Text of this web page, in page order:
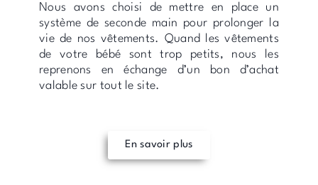
Nous avons choisi de mettre en place un
système de seconde main pour prolonger la
vie de nos vêtements. Quand les vêtements
de votre bébé sont trop petits, nous les
reprenons en échange d’un bon d’achat
valable sur tout le site.
En savoir plus